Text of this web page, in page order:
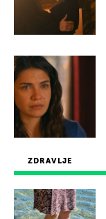
ZDRAVLJE